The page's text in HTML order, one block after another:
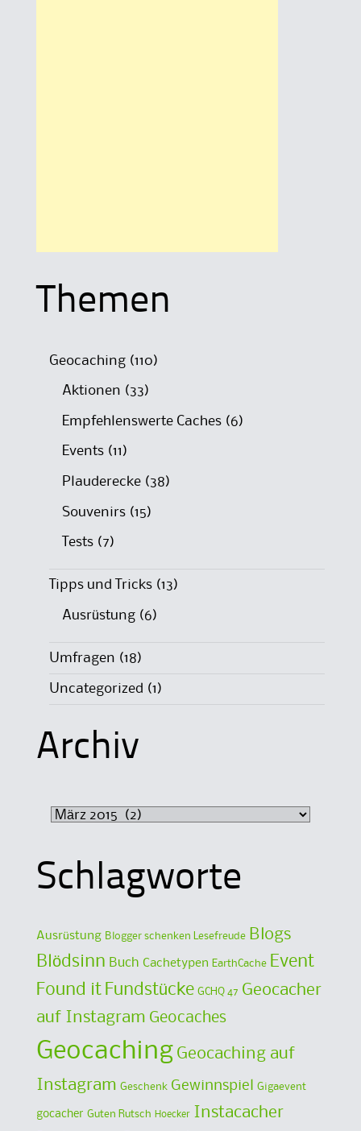
Themen
Geocaching(110)
Aktionen (33)
Empfehlenswerte Caches(6)
Events(11)
Plauderecke(38)
Souvenirs(15)
Tests(7)
Tipps und Tricks(13)
Ausrüstung(6)
Umfragen (18)
Uncategorized (1)
Archiv
Schlagworte
Ausrüstung Blogger schenken Lesefreude Blogs
Blödsinn Buch Cachetypen EarthCache
Event
Found it Fundstücke GCHQ 47 Geocacher
auf Instagram Geocaches
Geocaching Geocaching auf
Instagram Geschenk Gewinnspiel Gigaevent
gocacher Guten Rutsch Hoecker Instacacher